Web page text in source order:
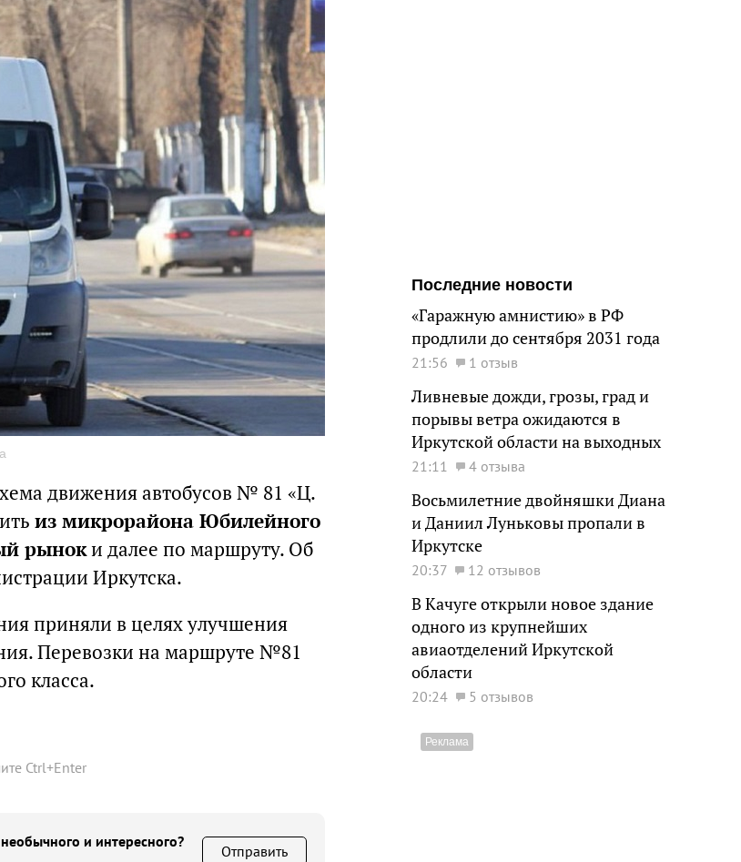
движения автобусов № 81 «Ц.
из микрорайона Юбилейного
рыноки далее по маршруту. Об
Иркутска.
приняли в целях улучшения
Перевозки на маршруте №81
класса.
Ctrl+Enter
и интересного?
Отправить
Последние новости
«Гаражную амнистию» в РФ
продлили до сентября 2031 года
21:56 1 отзыв
Ливневые дожди, грозы, град и
порывы ветра ожидаются в
Иркутской области на выходных
21:11 4 отзыва
Восьмилетние двойняшки Диана
и Даниил Луньковы пропали в
Иркутске
20:37 12 отзывов
В Качуге открыли новое здание
одного из крупнейших
авиаотделений Иркутской
области
20:24 5 отзывов